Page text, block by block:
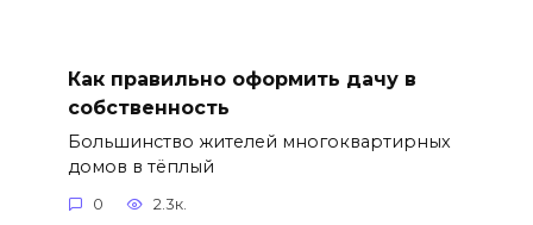
Как правильно оформить дачу в
собственность
Большинство жителей многоквартирных
домов в тёплый
0 2.3к.